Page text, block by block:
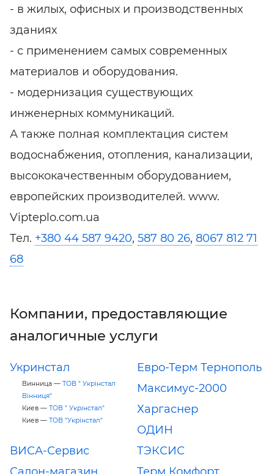
- в жилых, офисных и производственных
зданиях
- с применением самых современных
материалов и оборудования.
- модернизация существующих
инженерных коммуникаций.
А также полная комплектация систем
водоснабжения, отопления, канализации,
высококачественным оборудованием,
европейских производителей. www.
Vipteplo.com.ua
Тел. +380 44 587 9420, 587 80 26, 8067 812 71
68
Компании, предоставляющие
аналогичные услуги
Укринстал
Винница — ТОВ " Укрінстал
Вінниця"
Киев — ТОВ " Укрінстал"
Киев — ТОВ "Укрінстал"
Евро-Терм Тернополь
Максимус-2000
Харгаснер
ОДИН
ВИСА-Сервис
ТЭКСИС